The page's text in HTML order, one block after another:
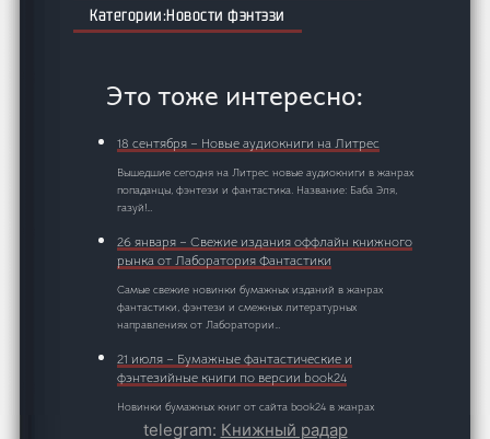
Новости фэнтэзи
Это тоже интересно:
18 сентября – Новые аудиокниги на Литрес
Вышедшие сегодня на Литрес новые аудиокниги в жанрах
попаданцы, фэнтези и фантастика. Название: Баба Эля,
газуй!…
26 января – Свежие издания оффлайн книжного
рынка от Лаборатория Фантастики
Самые свежие новинки бумажных изданий в жанрах
фантастики, фэнтези и смежных литературных
направлениях от Лаборатории…
21 июля – Бумажные фантастические и
фэнтезийные книги по версии book24
Новинки бумажных книг от сайта book24 в жанрах
фентези и фантастика. ⭐ Название: Белая ворона
telegram: Книжный радар